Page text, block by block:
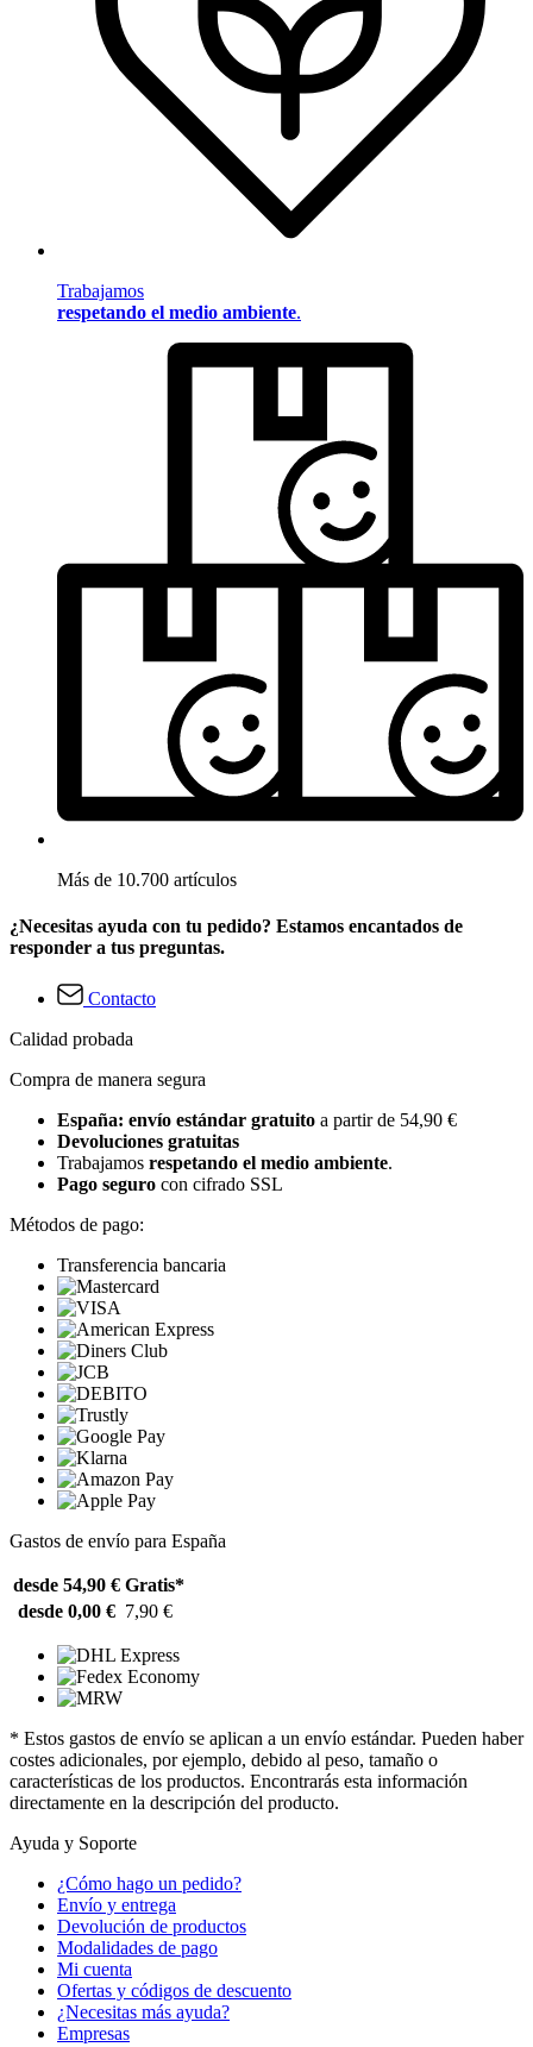
Trabajamos
respetando el medio ambiente.
Más de 10.700 artículos
¿Necesitas ayuda con tu pedido? Estamos encantados de
responder a tus preguntas.
Contacto
Calidad probada
Compra de manera segura
España: envío estándar gratuito a partir de 54,90 €
Devoluciones gratuitas
Trabajamos respetando el medio ambiente.
Pago seguro con cifrado SSL
Métodos de pago:
Transferencia bancaria
Gastos de envío para España
desde 54,90 € Gratis*
desde 0,00 € 7,90 €
* Estos gastos de envío se aplican a un envío estándar. Pueden haber
costes adicionales, por ejemplo, debido al peso, tamaño o
características de los productos. Encontrarás esta información
directamente en la descripción del producto.
Ayuda y Soporte
¿Cómo hago un pedido?
Envío y entrega
Devolución de productos
Modalidades de pago
Mi cuenta
Ofertas y códigos de descuento
¿Necesitas más ayuda?
Empresas